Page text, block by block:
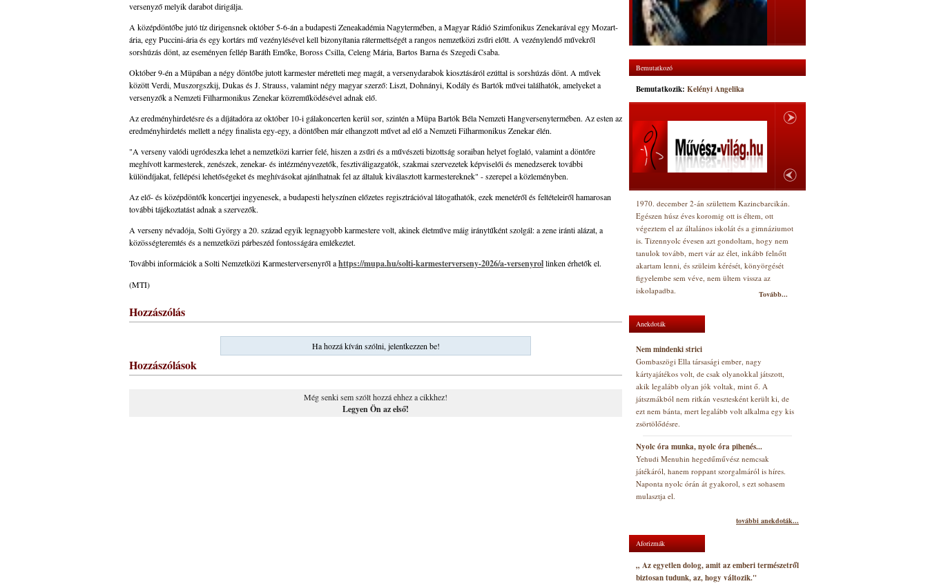
versenyző melyik darabot dirigálja.
A középdöntőbe jutó tíz dirigensnek október 5-6-án a budapesti Zeneakadémia Nagytermében, a Magyar Rádió Szimfonikus Zenekarával egy Mozart-
ária, egy Puccini-ária és egy kortárs mű vezénylésével kell bizonyítania rátermettségét a rangos nemzetközi zsűri előtt. A vezénylendő művekről
sorshúzás dönt, az eseményen fellép Baráth Emőke, Boross Csilla, Celeng Mária, Bartos Barna és Szegedi Csaba.
Október 9-én a Müpában a négy döntőbe jutott karmester méretteti meg magát, a versenydarabok kiosztásáról ezúttal is sorshúzás dönt. A művek
között Verdi, Muszorgszkij, Dukas és J. Strauss, valamint négy magyar szerző: Liszt, Dohnányi, Kodály és Bartók művei találhatók, amelyeket a
versenyzők a Nemzeti Filharmonikus Zenekar közreműködésével adnak elő.
Az eredményhirdetésre és a díjátadóra az október 10-i gálakoncerten kerül sor, szintén a Müpa Bartók Béla Nemzeti Hangversenytermében. Az esten az
eredményhirdetés mellett a négy finalista egy-egy, a döntőben már elhangzott művet ad elő a Nemzeti Filharmonikus Zenekar élén.
"A verseny valódi ugródeszka lehet a nemzetközi karrier felé, hiszen a zsűri és a művészeti bizottság soraiban helyet foglaló, valamint a döntőre
meghívott karmesterek, zenészek, zenekar- és intézményvezetők, fesztiváligazgatók, szakmai szervezetek képviselői és menedzserek további
különdíjakat, fellépési lehetőségeket és meghívásokat ajánlhatnak fel az általuk kiválasztott karmestereknek" - szerepel a közleményben.
Az elő- és középdöntők koncertjei ingyenesek, a budapesti helyszínen előzetes regisztrációval látogathatók, ezek menetéről és feltételeiről hamarosan
további tájékoztatást adnak a szervezők.
A verseny névadója, Solti György a 20. század egyik legnagyobb karmestere volt, akinek életműve máig iránytűként szolgál: a zene iránti alázat, a
közösségteremtés és a nemzetközi párbeszéd fontosságára emlékeztet.
További információk a Solti Nemzetközi Karmesterversenyről ahttps://mupa.hu/solti-karmesterverseny-2026/a-versenyrollinken érhetők el.
(MTI)
Hozzászólás
Ha hozzá kíván szólni, jelentkezzen be!
Hozzászólások
Még senki sem szólt hozzá ehhez a cikkhez!
Legyen Ön az első!
Bemutatkozó
Bemutatkozik: Kelényi Angelika
1970. december 2-án születtem Kazincbarcikán.
Egészen húsz éves koromig ott is éltem, ott
végeztem el az általános iskolát és a gimnáziumot
is. Tizennyolc évesen azt gondoltam, hogy nem
tanulok tovább, mert vár az élet, inkább felnőtt
akartam lenni, és szüleim kérését, könyörgését
figyelembe sem véve, nem ültem vissza az
iskolapadba.
Tovább...
Anekdoták
Nem mindenki strici
Gombaszögi Ella társasági ember, nagy
kártyajátékos volt, de csak olyanokkal játszott,
akik legalább olyan jók voltak, mint ő. A
játszmákból nem ritkán vesztesként került ki, de
ezt nem bánta, mert legalább volt alkalma egy kis
zsörtölődésre.
Nyolc óra munka, nyolc óra pihenés...
Yehudi Menuhin hegedűművész nemcsak
játékáról, hanem roppant szorgalmáról is híres.
Naponta nyolc órán át gyakorol, s ezt sohasem
mulasztja el.
további anekdoták...
Aforizmák
„ Az egyetlen dolog, amit az emberi természetről
biztosan tudunk, az, hogy változik."